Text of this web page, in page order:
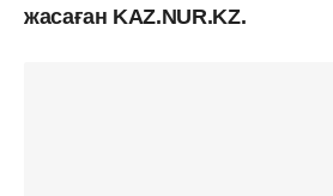
жасаған KAZ.NUR.KZ.